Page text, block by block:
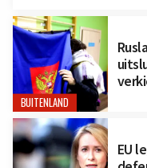
BUITENLAND
EU